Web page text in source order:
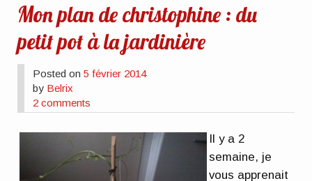
Mon plan de christophine : du
petit pot à la jardinière
Posted on5 février 2014
by Belrix
2 comments
Il y a 2
semaine, je
vous apprenait